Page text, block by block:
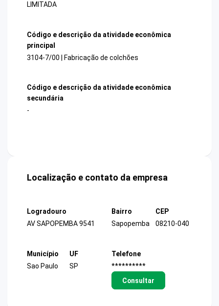
LIMITADA
Código e descrição da atividade econômica
principal
3104-7/00 | Fabricação de colchões
Código e descrição da atividade econômica
secundária
-
Localização e contato da empresa
Logradouro
AV SAPOPEMBA 9541
Bairro
Sapopemba
CEP
08210-040
Município
Sao Paulo
UF
SP
Telefone
**********
Consultar